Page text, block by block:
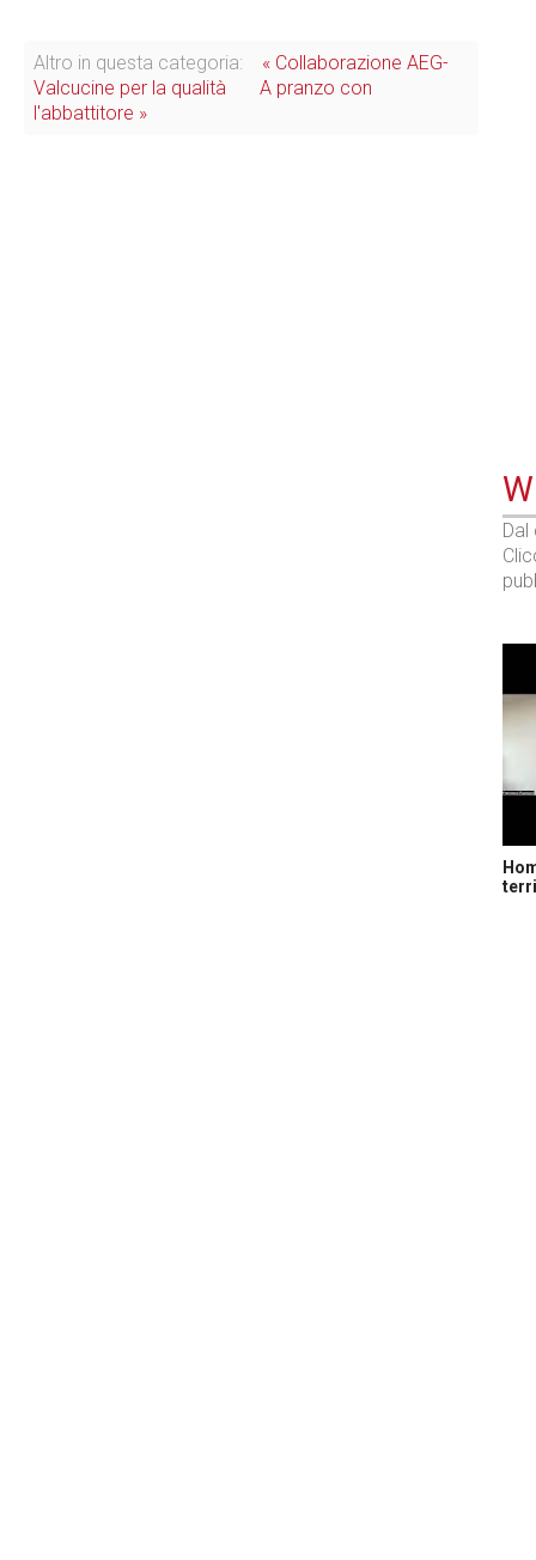
Altro in questa categoria:
« Collaborazione AEG-
Valcucine per la qualità
A pranzo con
l'abbattitore »